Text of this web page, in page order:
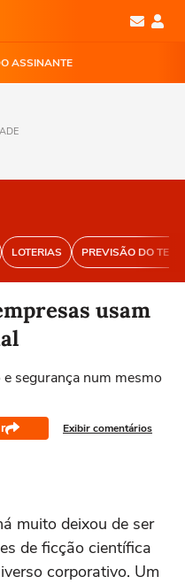
ASSINANTE
LOTERIAS PREVISÃO DO
usam
segurança num mesmo
Exibir comentários
muito deixou de ser
de ficção científica
corporativo. Um